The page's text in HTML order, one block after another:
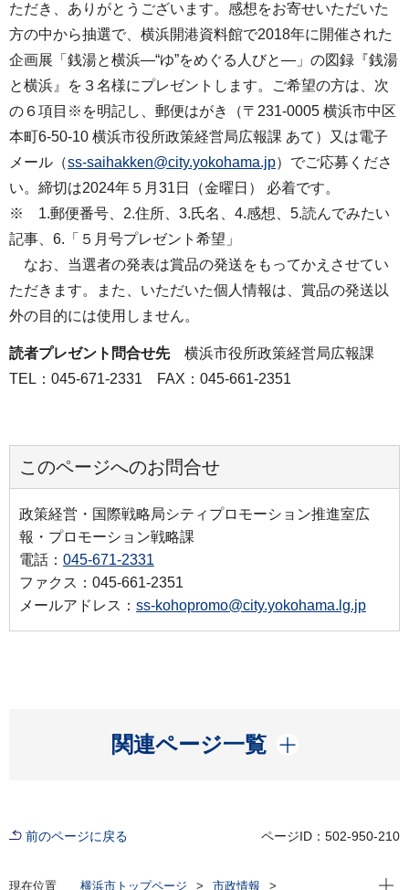
ただき、ありがとうございます。感想をお寄せいただいた
方の中から抽選で、横浜開港資料館で2018年に開催された
企画展「銭湯と横浜―“ゆ”をめぐる人びと―」の図録『銭湯
と横浜』を３名様にプレゼントします。ご希望の方は、次
の６項目※を明記し、郵便はがき（〒231-0005 横浜市中区
本町6-50-10 横浜市役所政策経営局広報課 あて）又は電子
メール（ss-saihakken@city.yokohama.jp）でご応募くださ
い。締切は2024年５月31日（金曜日） 必着です。
※ 1.郵便番号、2.住所、3.氏名、4.感想、5.読んでみたい
記事、6.「５月号プレゼント希望」
なお、当選者の発表は賞品の発送をもってかえさせてい
ただきます。また、いただいた個人情報は、賞品の発送以
外の目的には使用しません。
読者プレゼント問合せ先 横浜市役所政策経営局広報課
TEL：045‐671-2331 FAX：045‐661-2351
このページへのお問合せ
政策経営・国際戦略局シティプロモーション推進室広
報・プロモーション戦略課
電話： 045-671-2331
ファクス：045-661-2351
メールアドレス： ss-kohopromo@city.yokohama.lg.jp
関連ページ一覧
開く
前のページに戻る ページID：502-950-210
現在位置 横浜市トップページ
市政情報
現在